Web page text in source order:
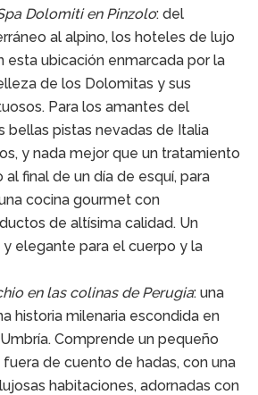
Dolomiti en Pinzolo: del
al alpino, los hoteles de lujo
esta ubicación enmarcada por la
de los Dolomitas y sus
Para los amantes del
bellas pistas nevadas de Italia
y nada mejor que un tratamiento
al final de un día de esquí, para
cocina gourmet con
de altísima calidad. Un
elegante para el cuerpo y la
en las colinas de Perugia: una
historia milenaria escondida en
Comprende un pequeño
de cuento de hadas, con una
habitaciones, adornadas con